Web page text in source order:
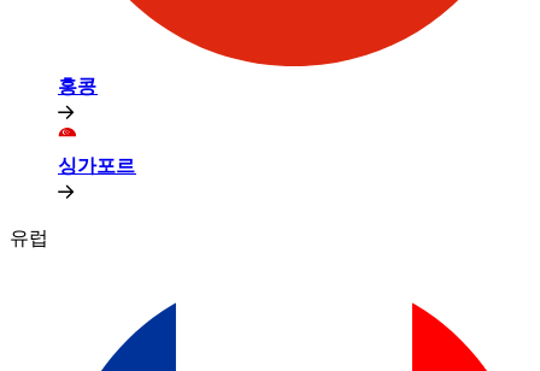
홍콩​​
싱가포르​​
유럽​​